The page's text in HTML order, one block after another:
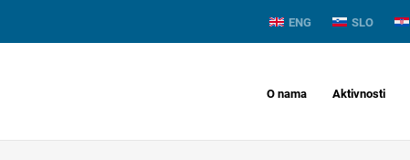
ENG SLO
O nama Aktivnosti